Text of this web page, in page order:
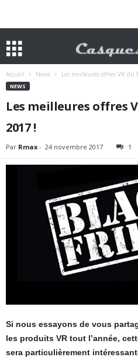
Accueil News Les meilleures offres VR du
NEWS
Les meilleures offres
2017 !
Par Rmax - 24 novembre 2017 1
Si nous essayons de vous
les produits VR tout l’année,
sera particulièrement